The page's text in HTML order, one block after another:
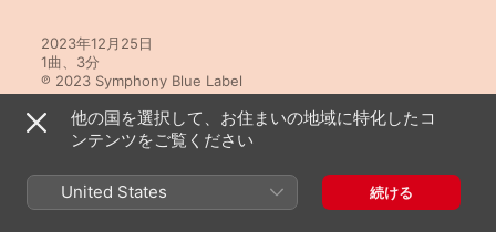
2023年12月25日
1曲、3分
℗ 2023 Symphony Blue Label
熊谷あすみのその他の作品
他の国を選択して、お住まいの地域に特化したコ
ンテンツをご覧ください
United States 続ける